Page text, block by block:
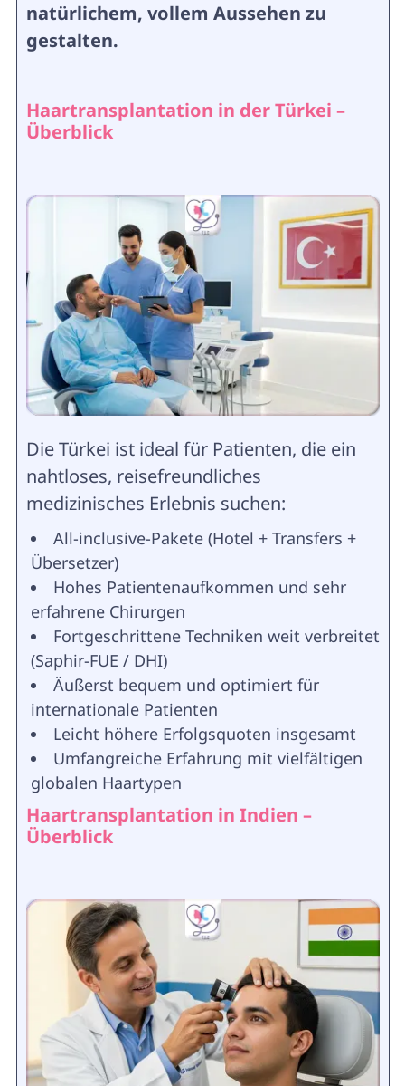
natürlichem, vollem Aussehen zu
gestalten.
Haartransplantation in der Türkei –
Überblick
Die Türkei ist ideal für Patienten, die ein
nahtloses, reisefreundliches
medizinisches Erlebnis suchen:
All-inclusive-Pakete (Hotel + Transfers +
Übersetzer)
Hohes Patientenaufkommen und sehr
erfahrene Chirurgen
Fortgeschrittene Techniken weit verbreitet
(Saphir-FUE / DHI)
Äußerst bequem und optimiert für
internationale Patienten
Leicht höhere Erfolgsquoten insgesamt
Umfangreiche Erfahrung mit vielfältigen
globalen Haartypen
Haartransplantation in Indien –
Überblick